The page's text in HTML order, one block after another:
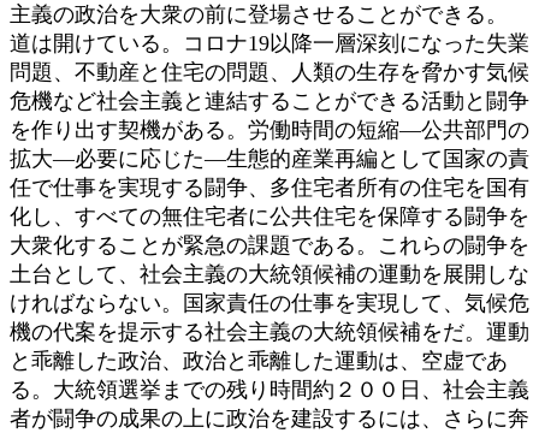
主義の政治を大衆の前に登場させることができる。
道は開けている。コロナ19以降一層深刻になった失業
問題、不動産と住宅の問題、人類の生存を脅かす気候
危機など社会主義と連結することができる活動と闘争
を作り出す契機がある。労働時間の短縮―公共部門の
拡大―必要に応じた―生態的産業再編として国家の責
任で仕事を実現する闘争、多住宅者所有の住宅を国有
化し、すべての無住宅者に公共住宅を保障する闘争を
大衆化することが緊急の課題である。これらの闘争を
土台として、社会主義の大統領候補の運動を展開しな
ければならない。国家責任の仕事を実現して、気候危
機の代案を提示する社会主義の大統領候補をだ。運動
と乖離した政治、政治と乖離した運動は、空虚であ
る。大統領選挙までの残り時間約２００日、社会主義
者が闘争の成果の上に政治を建設するには、さらに奔